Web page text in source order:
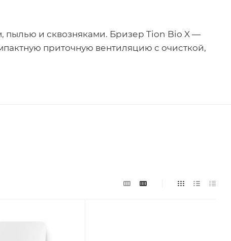
пылью и сквозняками. Бризер Tion Bio X —
приточную вентиляцию с очисткой,